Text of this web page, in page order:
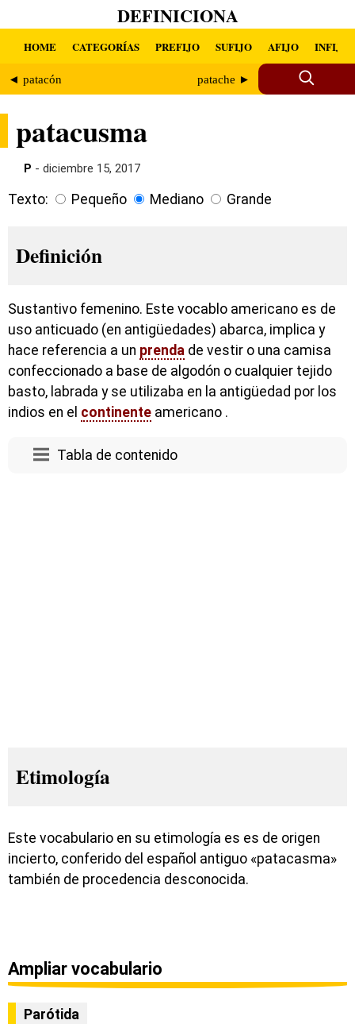
DEFINICIONA
HOME CATEGORÍAS PREFIJO SUFIJO AFIJO INFIJO
◄ patacón patache ►
patacusma
P - diciembre 15, 2017
Texto: Pequeño Mediano Grande
Definición
Sustantivo femenino. Este vocablo americano es de
uso anticuado (en antigüedades) abarca, implica y
hace referencia a un prenda de vestir o una camisa
confeccionado a base de algodón o cualquier tejido
basto, labrada y se utilizaba en la antigüedad por los
indios en el continente americano .
Tabla de contenido
Etimología
Este vocabulario en su etimología es es de origen
incierto, conferido del español antiguo «patacasma»
también de procedencia desconocida.
Ampliar vocabulario
Parótida